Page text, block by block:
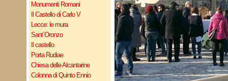
Monumenti Romani
Il Castello di Carlo V
Lecce: le mura
Sant`Oronzo
Il castello
Porta Rudiae
Chiesa delle Alcantarine
Colonna di Quinto Ennio